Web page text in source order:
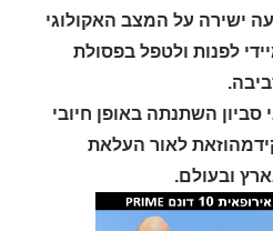
ישירה על המצב האקולוגי
לפנות ולטפל בפסולת
השתנתה באופן חיובי
לאור העלאת
ובעולם.